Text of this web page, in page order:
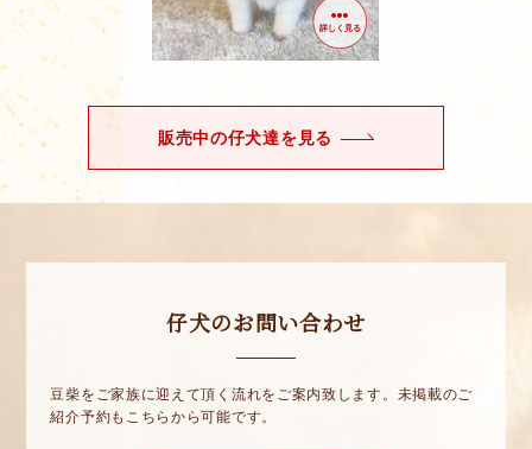
詳しく見る
販売中の仔犬達を見る
仔犬のお問い合わせ
豆柴をご家族に迎えて頂く流れをご案内致します。未掲載のご
紹介予約もこちらから可能です。